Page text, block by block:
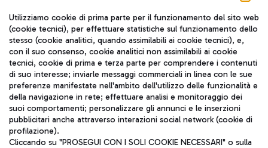
Seguici sui social
TRAVEL JOURNAL
ITA
Utilizziamo cookie di prima parte per il funzionamento del sito web
(cookie tecnici), per effettuare statistiche sul funzionamento dello
stesso (cookie analitici, quando assimilabili ai cookie tecnici), e,
con il suo consenso, cookie analitici non assimilabili ai cookie
tecnici, cookie di prima e terza parte per comprendere i contenuti
di suo interesse; inviarle messaggi commerciali in linea con le sue
preferenze manifestate nell'ambito dell'utilizzo delle funzionalità e
della navigazione in rete; effettuare analisi e monitoraggio dei
suoi comportamenti; personalizzare gli annunci e le inserzioni
pubblicitari anche attraverso interazioni social network (cookie di
profilazione).
Cliccando su "PROSEGUI CON I SOLI COOKIE NECESSARI" o sulla